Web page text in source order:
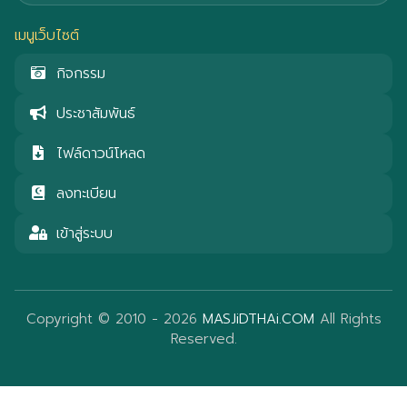
เมนูเว็บไซต์
กิจกรรม
ประชาสัมพันธ์
ไฟล์ดาวน์โหลด
ลงทะเบียน
เข้าสู่ระบบ
Copyright © 2010 - 2026 MASJiDTHAi.COM All Rights
Reserved.